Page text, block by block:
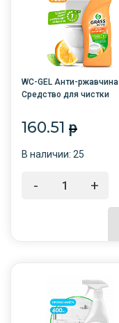
WC-GEL Анти-ржавчина
Средство для чистки
ЦИТРУСА /12/GRASS/
160.51 p
В наличии: 25
- +